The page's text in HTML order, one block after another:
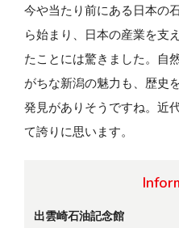
今や当たり前にある日本の
ら始まり、日本の産業を支
たことには驚きました。自
がちな新潟の魅力も、歴史
発見がありそうですね。近
て誇りに思います。
出雲崎石油記念館